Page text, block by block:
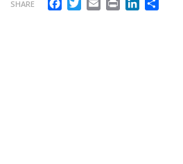
SHARE